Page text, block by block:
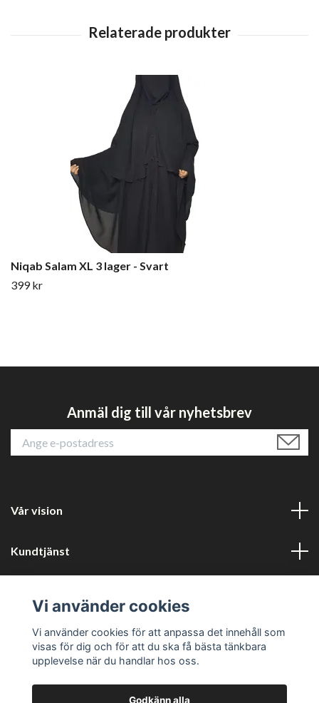
Niqab Salam XL 3 lager - Svart
399 kr
Anmäl dig till vår nyhetsbrev
Vår vision
Kundtjänst
Sociala medier
Vi använder cookies
Vi använder cookies för att anpassa det innehåll som
visas för dig och för att du ska få bästa tänkbara
upplevelse när du handlar hos oss.
Godkänn alla